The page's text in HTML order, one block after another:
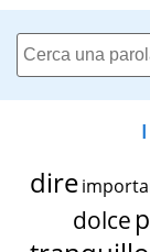
dire
dolce